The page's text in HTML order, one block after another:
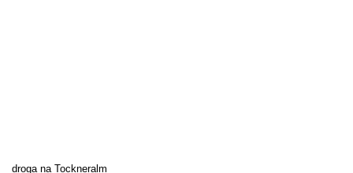
droga na Tockneralm